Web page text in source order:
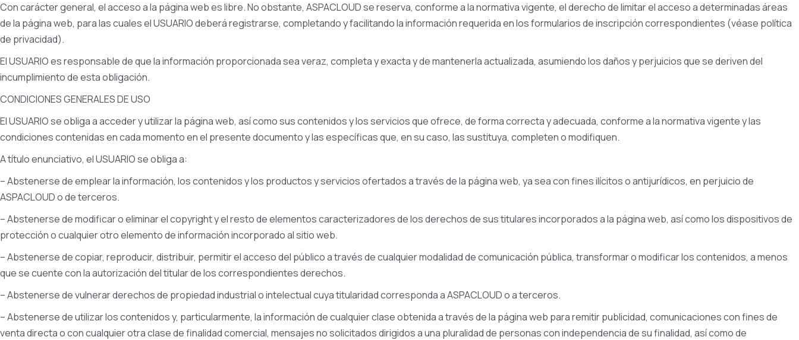
Con carácter general, el acceso a la página web es libre. No obstante, ASPACLOUD se reserva, conforme a la normativa vigente, el derecho de limitar el acceso a determinadas áreas
de la página web, para las cuales el USUARIO deberá registrarse, completando y facilitando la información requerida en los formularios de inscripción correspondientes (véase política
de privacidad).
El USUARIO es responsable de que la información proporcionada sea veraz, completa y exacta y de mantenerla actualizada, asumiendo los daños y perjuicios que se deriven del
incumplimiento de esta obligación.
CONDICIONES GENERALES DE USO
El USUARIO se obliga a acceder y utilizar la página web, así como sus contenidos y los servicios que ofrece, de forma correcta y adecuada, conforme a la normativa vigente y las
condiciones contenidas en cada momento en el presente documento y las específicas que, en su caso, las sustituya, completen o modifiquen.
A título enunciativo, el USUARIO se obliga a:
– Abstenerse de emplear la información, los contenidos y los productos y servicios ofertados a través de la página web, ya sea con fines ilícitos o antijurídicos, en perjuicio de
ASPACLOUD o de terceros.
– Abstenerse de modificar o eliminar el copyright y el resto de elementos caracterizadores de los derechos de sus titulares incorporados a la página web, así como los dispositivos de
protección o cualquier otro elemento de información incorporado al sitio web.
– Abstenerse de copiar, reproducir, distribuir, permitir el acceso del público a través de cualquier modalidad de comunicación pública, transformar o modificar los contenidos, a menos
que se cuente con la autorización del titular de los correspondientes derechos.
– Abstenerse de vulnerar derechos de propiedad industrial o intelectual cuya titularidad corresponda a ASPACLOUD o a terceros.
– Abstenerse de utilizar los contenidos y, particularmente, la información de cualquier clase obtenida a través de la página web para remitir publicidad, comunicaciones con fines de
venta directa o con cualquier otra clase de finalidad comercial, mensajes no solicitados dirigidos a una pluralidad de personas con independencia de su finalidad, así como de